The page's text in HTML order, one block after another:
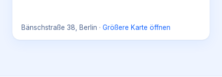
Bänschstraße 38, Berlin · Größere Karte öffnen